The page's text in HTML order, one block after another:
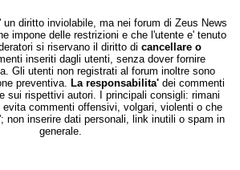
diritto inviolabile, ma nei forum di Zeus News
impone delle restrizioni e che l'utente e' tenuto
si riservano il diritto di cancellare o
inseriti dagli utenti, senza dover fornire
Gli utenti non registrati al forum inoltre sono
preventiva. La responsabilita' dei commenti
sui rispettivi autori. I principali consigli: rimani
evita commenti offensivi, volgari, violenti o che
non inserire dati personali, link inutili o spam in
generale.